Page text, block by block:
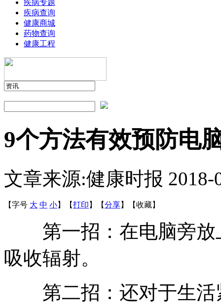
疾病专题
疾病查询
健康商城
药物查询
健康工程
9个方法有效预防电
文章来源:健康时报 2018-
【字号 大 中 小】 【打印 】 【分享】 【收藏】
第一招：在电脑旁放
吸收辐射。
第二招：还对于生活